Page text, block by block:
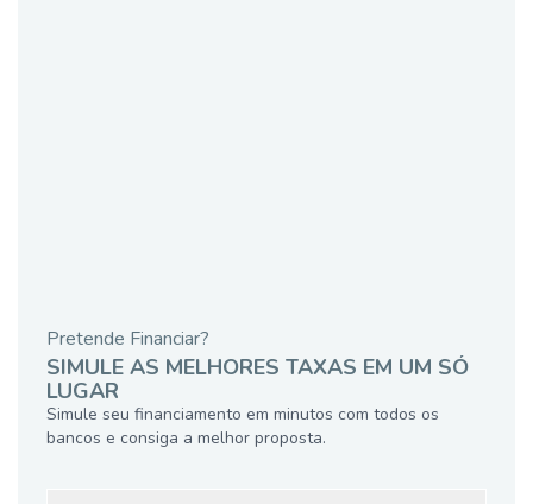
Pretende Financiar?
SIMULE AS MELHORES TAXAS EM UM SÓ
LUGAR
Simule seu financiamento em minutos com todos os
bancos e consiga a melhor proposta.